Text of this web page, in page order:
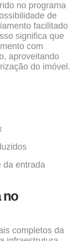
no programa
de
facilitado
significa que
com
aproveitando
do imóvel.
da entrada
no
completos da